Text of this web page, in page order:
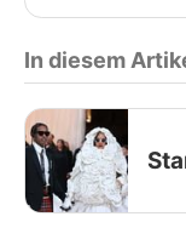
In diesem